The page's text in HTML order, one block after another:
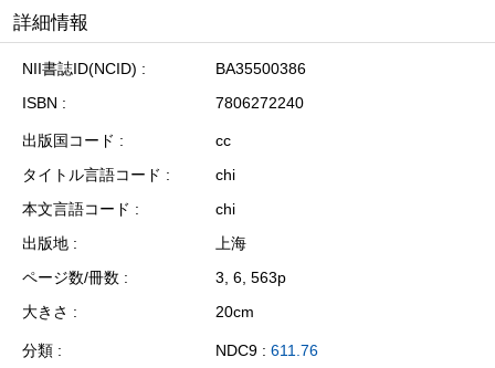
詳細情報
NII書誌ID(NCID)
BA35500386
ISBN
7806272240
出版国コード
cc
タイトル言語コード
chi
本文言語コード
chi
出版地
上海
ページ数/冊数
3, 6, 563p
大きさ
20cm
分類 NDC9 : 611.76